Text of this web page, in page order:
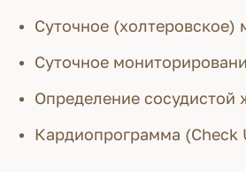
Суточное
Суточное
Определение сосудистой
Кардиопрограмма (Check